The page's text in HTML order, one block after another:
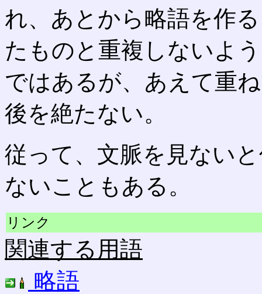
れ、あとから略語を作
たものと重複しないよ
ではあるが、あえて重
後を絶たない。
従って、文脈を見ない
ないこともある。
リンク
関連する用語
略語